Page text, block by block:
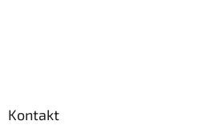
Kontakt